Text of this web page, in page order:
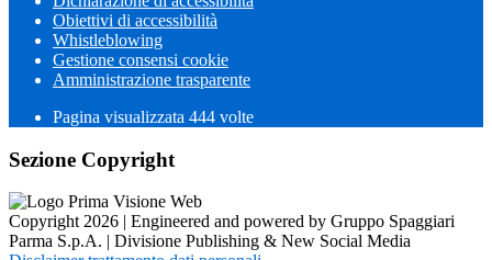
Obiettivi di accessibilità
Whistleblowing
Gestione consensi cookie
Amministrazione trasparente
Pagina visualizzata 444 volte
Sezione Copyright
Copyright 2026 | Engineered and powered by Gruppo Spaggiari
Parma S.p.A. | Divisione Publishing & New Social Media